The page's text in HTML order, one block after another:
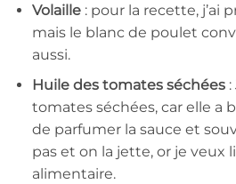
Volaille: pour la recette, j’ai
mais le blanc de poulet
aussi.
Huile des tomates séchées
tomates séchées, car elle a
de parfumer la sauce et
pas et on la jette, or je veux
alimentaire.